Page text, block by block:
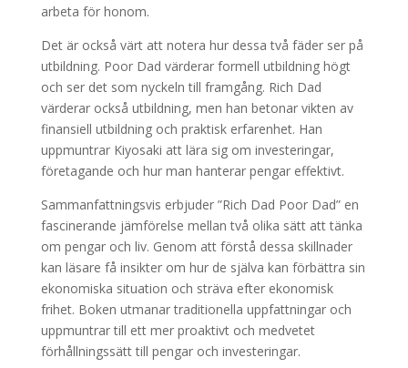
arbeta för honom.
Det är också värt att notera hur dessa två fäder ser på
utbildning. Poor Dad värderar formell utbildning högt
och ser det som nyckeln till framgång. Rich Dad
värderar också utbildning, men han betonar vikten av
finansiell utbildning och praktisk erfarenhet. Han
uppmuntrar Kiyosaki att lära sig om investeringar,
företagande och hur man hanterar pengar effektivt.
Sammanfattningsvis erbjuder ”Rich Dad Poor Dad” en
fascinerande jämförelse mellan två olika sätt att tänka
om pengar och liv. Genom att förstå dessa skillnader
kan läsare få insikter om hur de själva kan förbättra sin
ekonomiska situation och sträva efter ekonomisk
frihet. Boken utmanar traditionella uppfattningar och
uppmuntrar till ett mer proaktivt och medvetet
förhållningssätt till pengar och investeringar.